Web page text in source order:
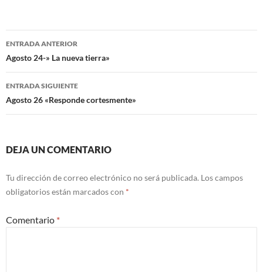
Navegación
de
entradas
ENTRADA ANTERIOR
Agosto 24-» La nueva tierra»
ENTRADA SIGUIENTE
Agosto 26 «Responde cortesmente»
DEJA UN COMENTARIO
Tu dirección de correo electrónico no será publicada. Los campos
obligatorios están marcados con *
Comentario *